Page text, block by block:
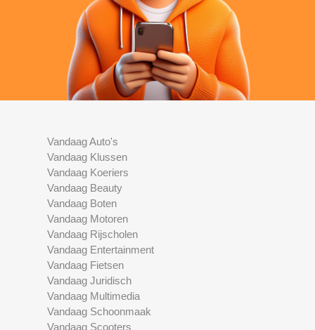
Vandaag Auto's
Vandaag Klussen
Vandaag Koeriers
Vandaag Beauty
Vandaag Boten
Vandaag Motoren
Vandaag Rijscholen
Vandaag Entertainment
Vandaag Fietsen
Vandaag Juridisch
Vandaag Multimedia
Vandaag Schoonmaak
Vandaag Scooters